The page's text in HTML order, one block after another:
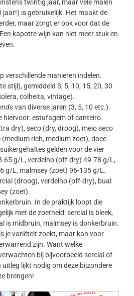
twintig jaar, maar vele malen
jaar!) is gebruikelijk. Het maakt de
maar zorgt er ook voor dat de
kapotte wijn kan niet meer stuk en
verschillende manieren indelen.
stijl), gemiddeld 3, 5, 10, 15, 20, 30
colheita, vintage).
van diverse jaren (3, 5, 10 etc.).
hiervoor: estufagem of canteiro.
dry), seco (dry, droog), meio seco
rich, medium zoet), doce
gelden voor de vier
65 g/L, verdelho (off-dry) 49-78 g/L,
g/L, malmsey (zoet) 96-135 g/L.
(droog), verdelho (off-dry), bual
(zoet).
In de praktijk loopt die
met de zoetheid: sercial is bleek,
is midbruin, malmsey is donkerbruin.
je variëteit zoekt, maar kan voor
zijn. Want welke
bij bijvoorbeeld sercial of
uitleg lijkt nodig om deze bijzondere
brengen!